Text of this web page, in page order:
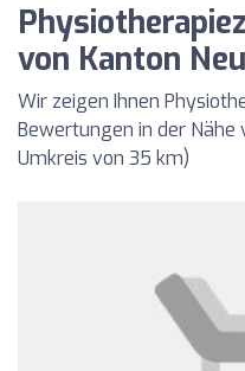
von Kanton
Wir zeigen Ihnen
Bewertungen in der
Umkreis von 35 km)